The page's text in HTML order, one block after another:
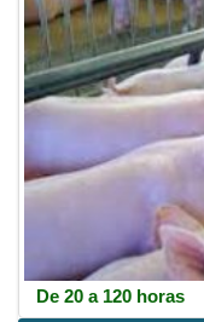
De 20 a 120 horas